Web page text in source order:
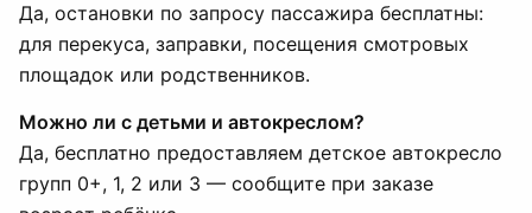
Да, остановки по запросу пассажира бесплатны:
для перекуса, заправки, посещения смотровых
площадок или родственников.
Можно ли с детьми и автокреслом?
Да, бесплатно предоставляем детское автокресло
групп 0+, 1, 2 или 3 — сообщите при заказе